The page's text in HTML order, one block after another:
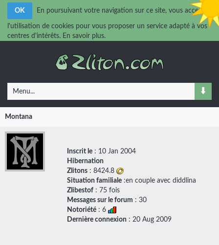
OK En poursuivant votre navigation sur ce site, vous acceptez
l'utilisation de cookies pour vous proposer un service adapté à vos
centres d'intérêts. En savoir plus.
Menu...
Montana
Inscrit le : 10 Jan 2004
Hibernation
Zlitons : 8424.8
Situation familiale :en couple avec diddlina
Zlibestof : 75 fois
Messages sur le forum : 30
Notoriété : 6
Dernière connexion : 20 Aug 2009